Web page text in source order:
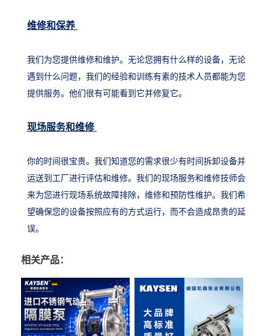
维修和保养
我们为您提供维修和维护。无论您拥有什么样的设备，无论
遇到什么问题，我们的经验和训练有素的技术人员都能为您
提供服务。他们很有可能看到它并修复它。
现场服务和维修
你的时间很宝贵。我们知道您的需求很少有时间拆卸设备并
运送到工厂进行评估和维修。我们的现场服务和维修技师会
来为您进行现场系统故障排除，维修和预防性维护。我们希
望确保您的设备按照应有的方式运行，而不会造成昂贵的延
误。
相关产品：